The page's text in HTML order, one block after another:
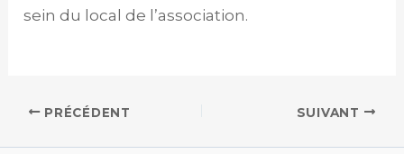
sein du local de l’association.
PRÉCÉDENT SUIVANT